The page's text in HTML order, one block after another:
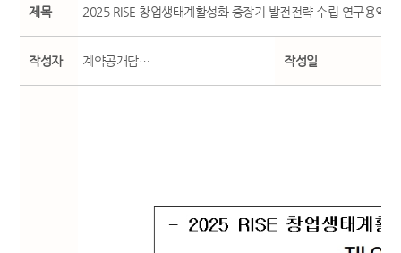
제목 2025 RISE 창업생태계활성화 중장기 발전전략 수립 연구용역
작성자 계약공개담… 작성일